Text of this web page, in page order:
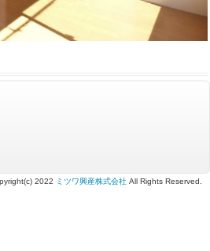
2022 ミツワ興産株式会社 All Rights Reserved.